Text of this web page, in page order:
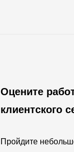
Оцените
клиентского
Пройдите